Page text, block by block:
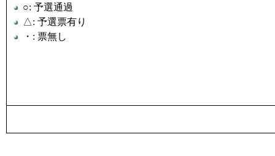
○: 予選通過
△: 予選票有り
・: 票無し